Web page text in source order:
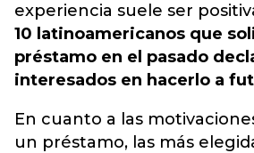
experiencia suele ser
10 latinoamericanos que
préstamo en el pasado
interesados en hacerlo a
En cuanto a las
un préstamo, las más